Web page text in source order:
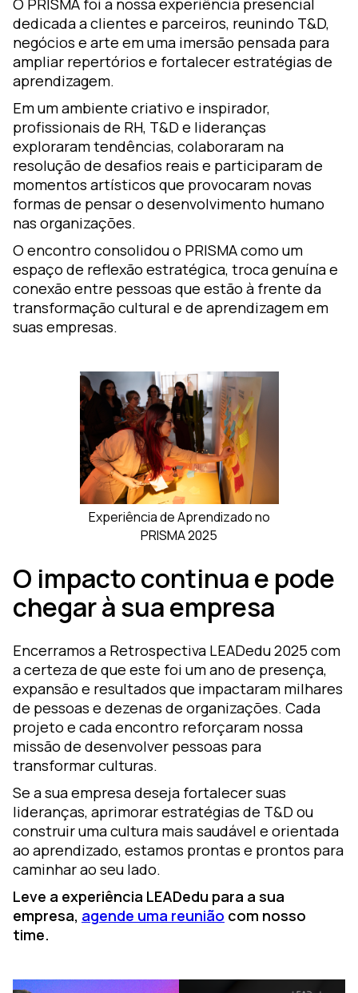
O PRISMA foi a nossa experiência presencial
dedicada a clientes e parceiros, reunindo T&D,
negócios e arte em uma imersão pensada para
ampliar repertórios e fortalecer estratégias de
aprendizagem.
Em um ambiente criativo e inspirador,
profissionais de RH, T&D e lideranças
exploraram tendências, colaboraram na
resolução de desafios reais e participaram de
momentos artísticos que provocaram novas
formas de pensar o desenvolvimento humano
nas organizações.
O encontro consolidou o PRISMA como um
espaço de reflexão estratégica, troca genuína e
conexão entre pessoas que estão à frente da
transformação cultural e de aprendizagem em
suas empresas.
Experiência de Aprendizado no
PRISMA 2025
O impacto continua e pode
chegar à sua empresa
Encerramos a Retrospectiva LEADedu 2025 com
a certeza de que este foi um ano de presença,
expansão e resultados que impactaram milhares
de pessoas e dezenas de organizações. Cada
projeto e cada encontro reforçaram nossa
missão de desenvolver pessoas para
transformar culturas.
Se a sua empresa deseja fortalecer suas
lideranças, aprimorar estratégias de T&D ou
construir uma cultura mais saudável e orientada
ao aprendizado, estamos prontas e prontos para
caminhar ao seu lado.
Leve a experiência LEADedu para a sua
empresa, agende uma reunião com nosso
time.